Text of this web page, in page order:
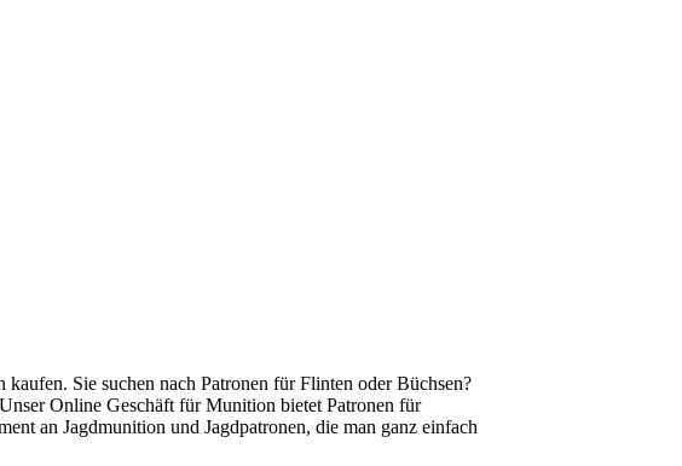
Sie suchen nach Patronen für Flinten oder Büchsen?
Online Geschäft für Munition bietet Patronen für
an Jagdmunition und Jagdpatronen, die man ganz einfach